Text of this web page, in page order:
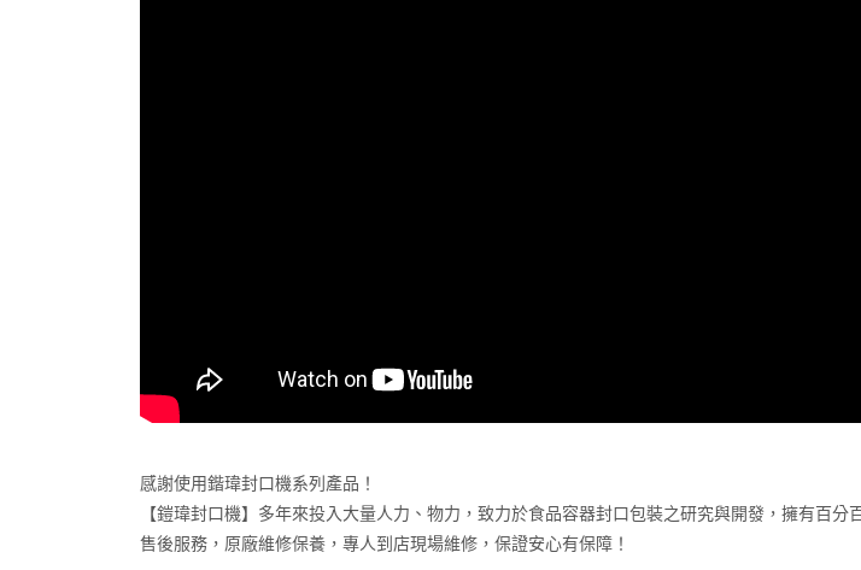
感謝使用鍇瑋封口機系列產品！
【鎧瑋封口機】多年來投入大量人力、物力，致力於食品容器封口包裝之研究與開發，擁有百
售後服務，原廠維修保養，專人到店現場維修，保證安心有保障！